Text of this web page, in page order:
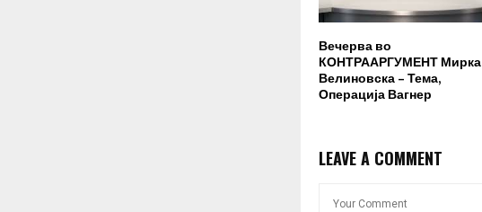
Вечерва во
КОНТРААРГУМЕНТ Мирка
Велиновска – Тема,
Операција Вагнер
LEAVE A COMMENT